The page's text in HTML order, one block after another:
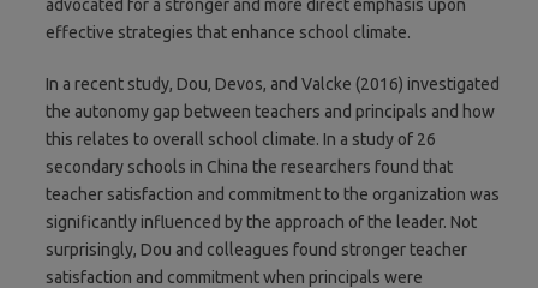
advocated for a stronger and more direct emphasis upon
effective strategies that enhance school climate.
In a recent study, Dou, Devos, and Valcke (2016) investigated
the autonomy gap between teachers and principals and how
this relates to overall school climate. In a study of 26
secondary schools in China the researchers found that
teacher satisfaction and commitment to the organization was
significantly influenced by the approach of the leader. Not
surprisingly, Dou and colleagues found stronger teacher
satisfaction and commitment when principals were